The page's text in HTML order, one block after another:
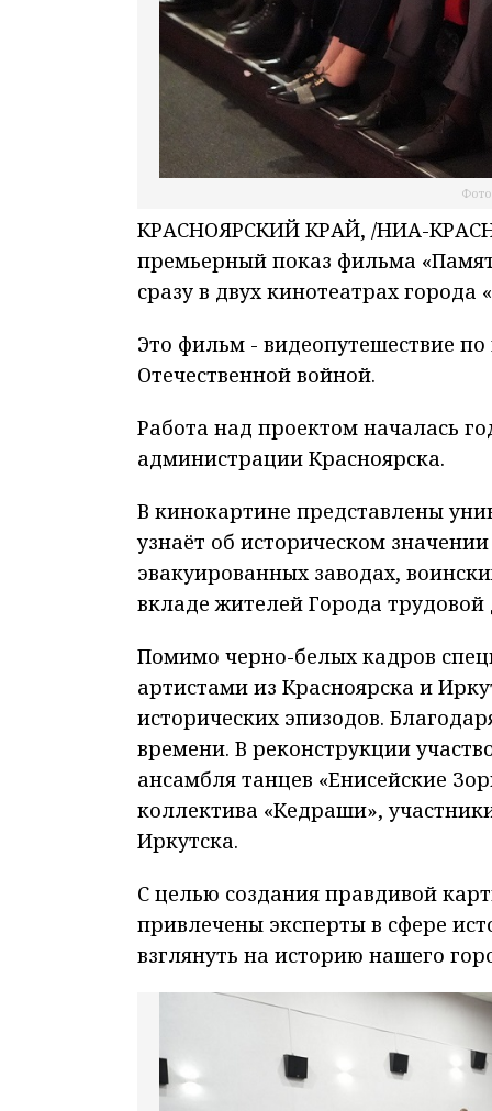
Фото
КРАСНОЯРСКИЙ КРАЙ, /НИА-
премьерный показ фильма
сразу в двух кинотеатрах
Это фильм - видеопутешествие
Отечественной войной.
Работа над проектом началась
администрации Красноярска.
В кинокартине представлены
узнаёт об историческом
эвакуированных заводах,
вкладе жителей Города
Помимо черно-белых кадров
артистами из Красноярска и
исторических эпизодов.
времени. В реконструкции
ансамбля танцев «Енисейские
коллектива «Кедраши»,
Иркутска.
С целью создания правдивой
привлечены эксперты в сфере
взглянуть на историю нашего